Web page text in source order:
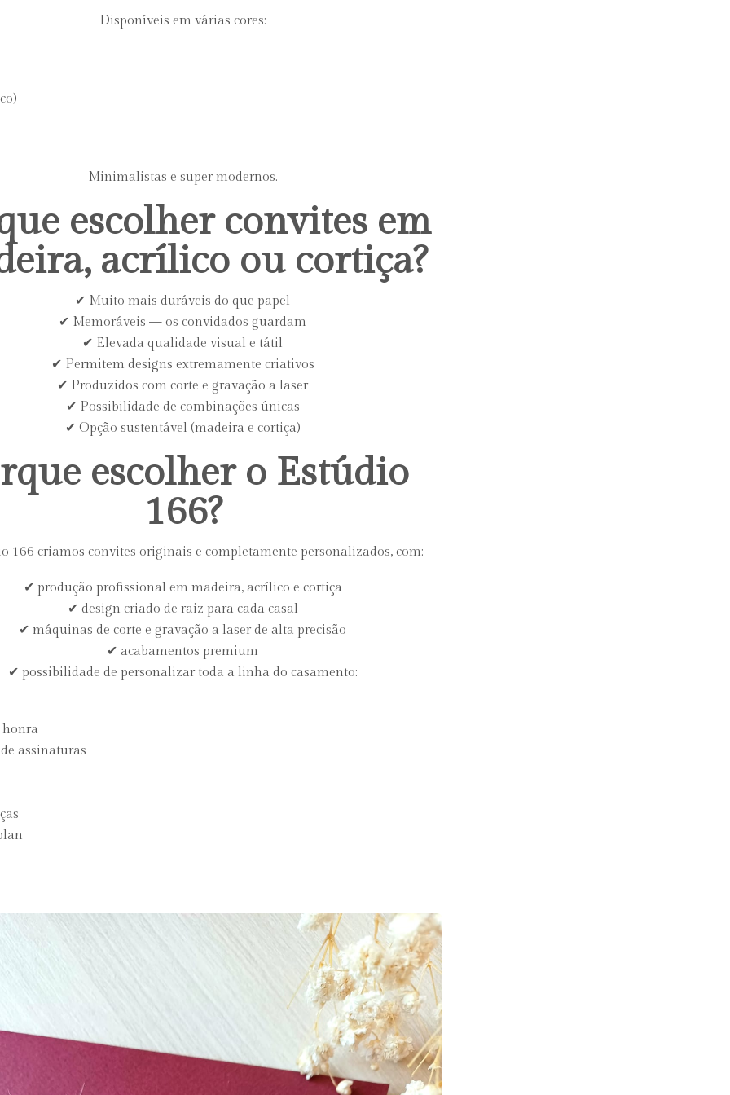
Disponíveis em várias cores:
Minimalistas e super modernos.
escolher convites em
acrílico ou cortiça?
✔ Muito mais duráveis do que papel
✔ Memoráveis — os convidados guardam
✔ Elevada qualidade visual e tátil
✔ Permitem designs extremamente criativos
✔ Produzidos com corte e gravação a laser
✔ Possibilidade de combinações únicas
✔ Opção sustentável (madeira e cortiça)
escolher o Estúdio
166?
166 criamos convites originais e completamente personalizados, com:
✔ produção profissional em madeira, acrílico e cortiça
✔ design criado de raiz para cada casal
✔ máquinas de corte e gravação a laser de alta precisão
✔ acabamentos premium
✔ possibilidade de personalizar toda a linha do casamento:
honra
assinaturas